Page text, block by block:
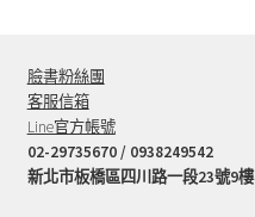
臉書粉絲團
客服信箱
Line官方帳號
02-29735670 / 0938249542
新北市板橋區四川路一段23號9樓